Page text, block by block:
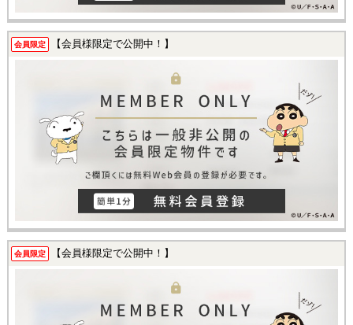
会員限定 【会員様限定で公開中！】
会員限定 【会員様限定で公開中！】